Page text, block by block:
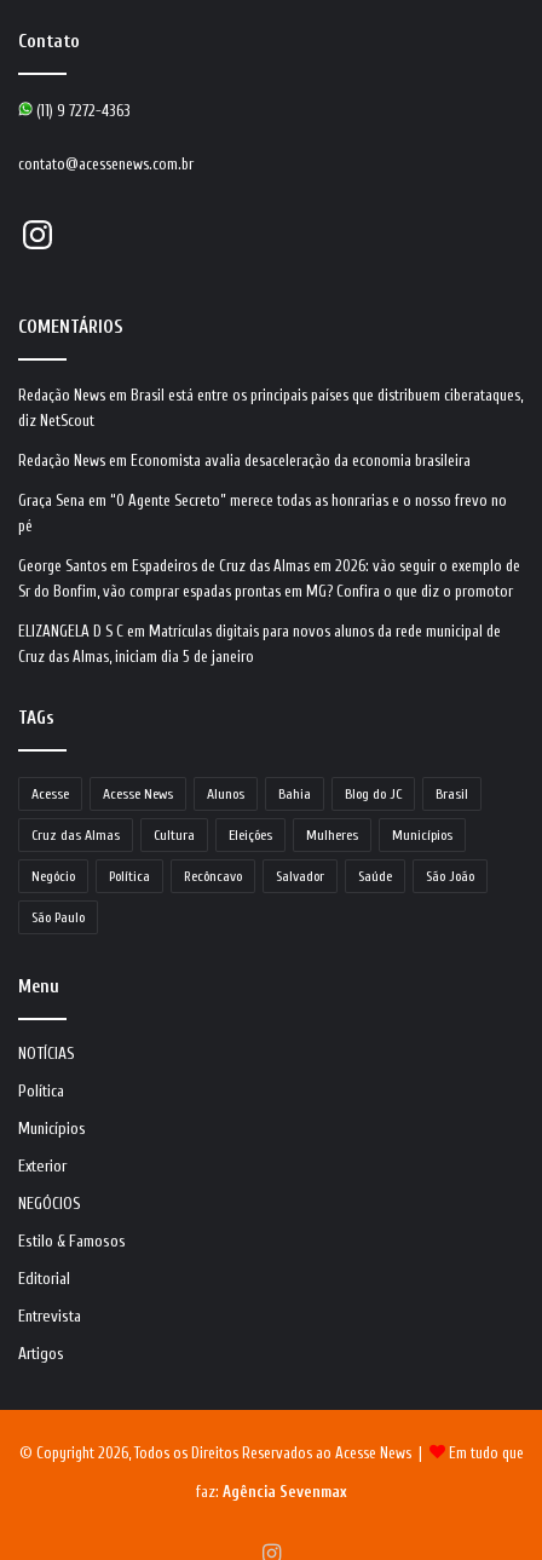
Contato
(11) 9 7272-4363
contato@acessenews.com.br
Instagram
COMENTÁRIOS
Redação News em Brasil está entre os principais países que distribuem ciberataques,
diz NetScout
Redação News em Economista avalia desaceleração da economia brasileira
Graça Sena em “O Agente Secreto” merece todas as honrarias e o nosso frevo no
pé
George Santos em Espadeiros de Cruz das Almas em 2026: vão seguir o exemplo de
Sr do Bonfim, vão comprar espadas prontas em MG? Confira o que diz o promotor
ELIZANGELA D S C em Matrículas digitais para novos alunos da rede municipal de
Cruz das Almas, iniciam dia 5 de janeiro
TAGs
Acesse Acesse News Alunos Bahia Blog do JC Brasil
Cruz das Almas Cultura Eleições Mulheres Municípios
Negócio Política Recôncavo Salvador Saúde São João
São Paulo
Menu
NOTÍCIAS
Política
Municípios
Exterior
NEGÓCIOS
Estilo & Famosos
Editorial
Entrevista
Artigos
© Copyright 2026, Todos os Direitos Reservados ao Acesse News | Em tudo que
faz: Agência Sevenmax
Instagram